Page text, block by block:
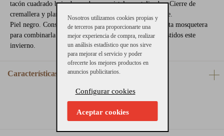
tacón cuadrado bajo decorado con cristales metalizados. Cierre de
cremallera y planta en piel. Suela de goma antideslizante.
Piel negro. Consejos de talla: Calzan el número. Una bota mosquetera
para combinarla con leggins y jerseys oversize o con vestidos este
invierno.
Características
Nosotros utilizamos cookies propias y
de terceros para proporcionarte una
mejor experiencia de compra, realizar
un análisis estadístico que nos sirve
para mejorar el servicio y poder
ofrecerte los mejores productos en
anuncios publicitarios.
Configurar cookies
Aceptar cookies